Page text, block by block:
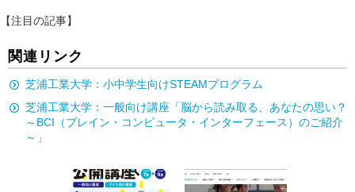
【注目の記事】
関連リンク
芝浦工業大学：小中学生向けSTEAMプログラム
芝浦工業大学：一般向け講座「脳から読み取る、あなたの思い？
～BCI（ブレイン・コンピュータ・インターフェース）のご紹介
～」